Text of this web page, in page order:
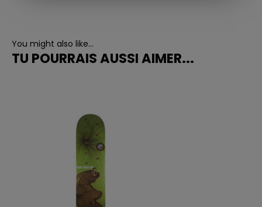
You might also like...
TU POURRAIS AUSSI AIMER...